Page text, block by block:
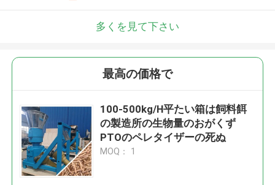
多くを見て下さい
最高の価格で
100-500kg/H平たい箱は飼料餌
の製造所の生物量のおがくず
PTOのペレタイザーの死ぬ
MOQ： 1